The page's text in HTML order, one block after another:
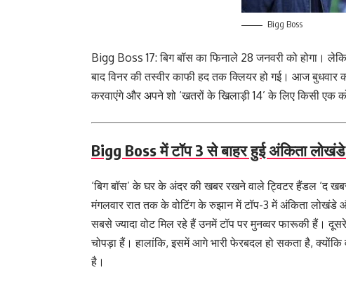
Bigg Boss
Bigg Boss 17: बिग बॉस का फिनाले 28 जनवरी को होगा।
बाद विनर की तस्वीर काफी हद तक क्लियर हो गई। आज
करवाएंगे और अपने शो ‘खतरों के ख‍िलाड़ी 14’ के लिए किसी एक
Bigg Boss में टॉप 3 से बाहर हुई अंकिता लोखंडे
‘बिग बॉस’ के घर के अंदर की खबर रखने वाले ट्विटर हैंडल ‘द
मंगलवार रात तक के वोटिंग के रुझान में टॉप-3 में अंकिता
सबसे ज्‍यादा वोट मिल रहे हैं उनमें टॉप पर मुनव्‍वर फारूकी हैं।
चोपड़ा हैं। हालांकि, इसमें आगे भारी फेरबदल हो सकता है,
है।